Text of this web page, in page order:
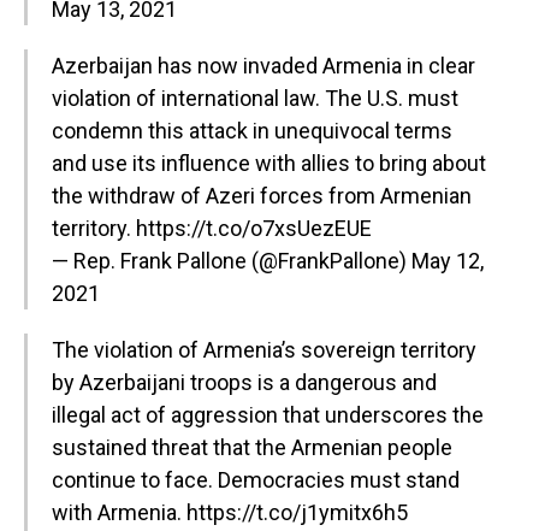
May 13, 2021
Azerbaijan has now invaded Armenia in clear
violation of international law. The U.S. must
condemn this attack in unequivocal terms
and use its influence with allies to bring about
the withdraw of Azeri forces from Armenian
territory. https://t.co/o7xsUezEUE
— Rep. Frank Pallone (@FrankPallone) May 12,
2021
The violation of Armenia’s sovereign territory
by Azerbaijani troops is a dangerous and
illegal act of aggression that underscores the
sustained threat that the Armenian people
continue to face. Democracies must stand
with Armenia. https://t.co/j1ymitx6h5